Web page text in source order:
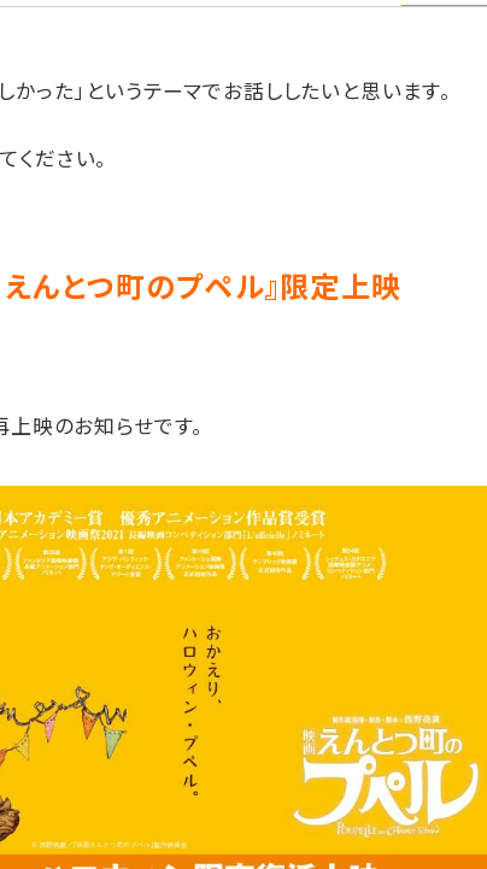
かった」というテーマでお話ししたいと思います。
ださい。
えんとつ町のプペル』限定上映
上映のお知らせです。